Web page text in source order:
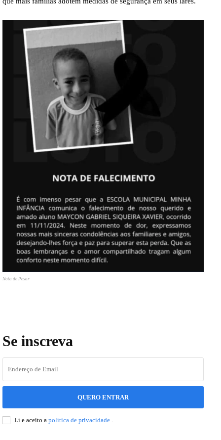
Nota de Pesar
Se inscreva
QUERO ENTRAR
Lí e aceito a política de privacidade